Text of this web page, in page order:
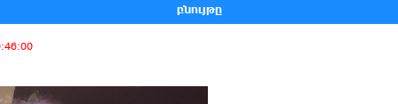
բնույթը